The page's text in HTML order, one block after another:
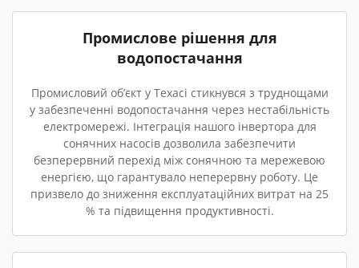
Промислове рішення для
водопостачання
Промисловий об’єкт у Техасі стикнувся з труднощами
у забезпеченні водопостачання через нестабільність
електромережі. Інтеграція нашого інвертора для
сонячних насосів дозволила забезпечити
безперервний перехід між сонячною та мережевою
енергією, що гарантувало неперервну роботу. Це
призвело до зниження експлуатаційних витрат на 25
% та підвищення продуктивності.